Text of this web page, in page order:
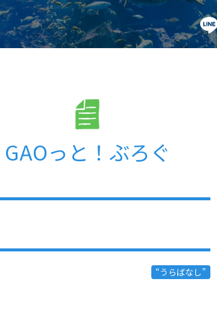
GAOっと！ぶろぐ
“うらばなし”